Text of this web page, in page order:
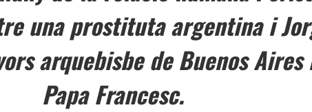
una prostituta argentina i
arquebisbe de Buenos Aires
Papa Francesc.